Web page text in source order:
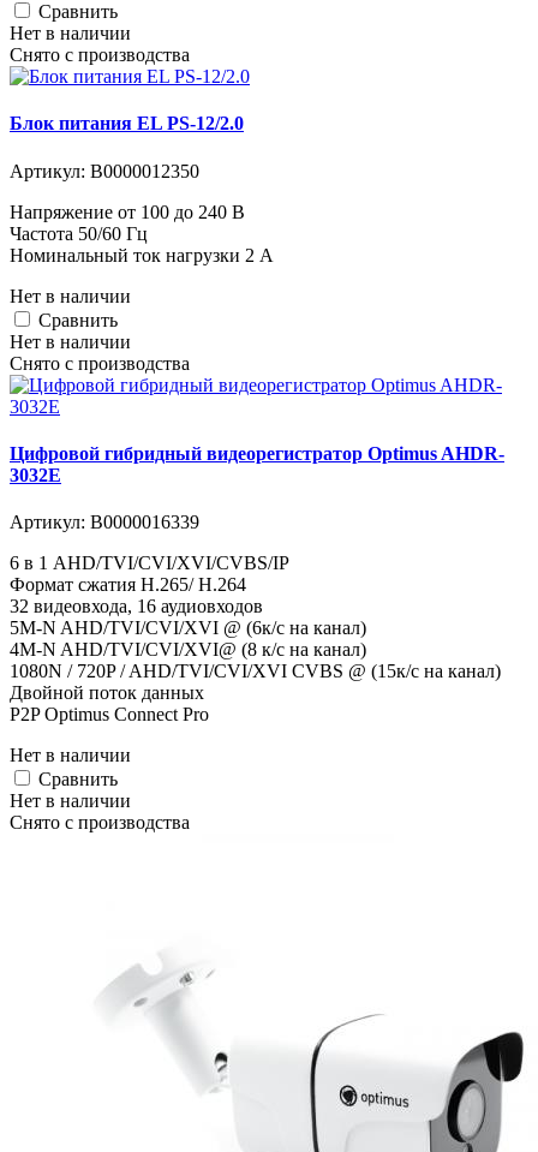
Cравнить
Нет в наличии
Снято с производства
Блок питания EL PS-12/2.0
Артикул: В0000012350
Напряжение от 100 до 240 В
Частота 50/60 Гц
Номинальный ток нагрузки 2 A
Нет в наличии
Cравнить
Нет в наличии
Снято с производства
Цифровой гибридный видеорегистратор Optimus AHDR-
3032E
Артикул: В0000016339
6 в 1 AHD/TVI/CVI/XVI/CVBS/IP
Формат сжатия H.265/ H.264
32 видеовхода, 16 аудиовходов
5M-N AHD/TVI/CVI/XVI @ (6к/с на канал)
4M-N AHD/TVI/CVI/XVI@ (8 к/с на канал)
1080N / 720P / AHD/TVI/CVI/XVI CVBS @ (15к/с на канал)
Двойной поток данных
P2P Optimus Connect Pro
Нет в наличии
Cравнить
Нет в наличии
Снято с производства